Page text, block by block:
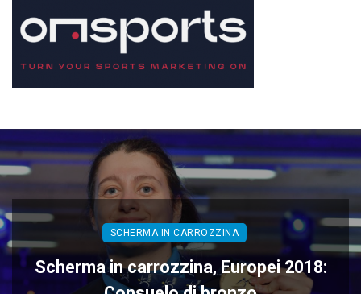
SCHERMA IN CARROZZINA
Scherma in carrozzina, Europei 2018: